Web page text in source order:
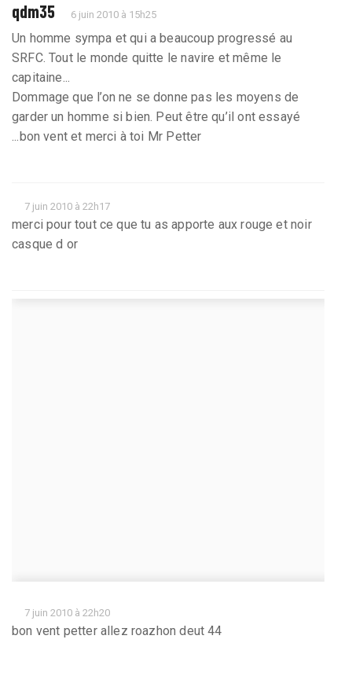
qdm35 6 juin 2010 à 15h25
Un homme sympa et qui a beaucoup progressé au
SRFC. Tout le monde quitte le navire et même le
capitaine...
Dommage que l’on ne se donne pas les moyens de
garder un homme si bien. Peut être qu’il ont essayé
...bon vent et merci à toi Mr Petter
7 juin 2010 à 22h17
merci pour tout ce que tu as apporte aux rouge et noir
casque d or
7 juin 2010 à 22h20
bon vent petter allez roazhon deut 44